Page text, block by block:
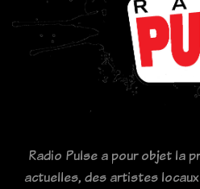
Radio Pulse a pour objet la
actuelles, des artistes